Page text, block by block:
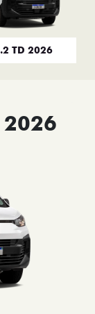
TD 2026
2026